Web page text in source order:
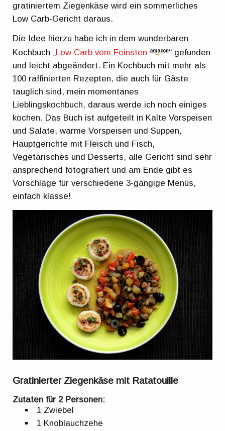
gratiniertem Ziegenkäse wird ein sommerliches
Low Carb-Gericht daraus.
Die Idee hierzu habe ich in dem wunderbaren
Kochbuch „Low Carb vom Feinsten
“ gefunden
und leicht abgeändert. Ein Kochbuch mit mehr als
100 raffinierten Rezepten, die auch für Gäste
tauglich sind, mein momentanes
Lieblingskochbuch, daraus werde ich noch einiges
kochen. Das Buch ist aufgeteilt in Kalte Vorspeisen
und Salate, warme Vorspeisen und Suppen,
Hauptgerichte mit Fleisch und Fisch,
Vegetarisches und Desserts, alle Gericht sind sehr
ansprechend fotografiert und am Ende gibt es
Vorschläge für verschiedene 3-gängige Menüs,
einfach klasse!
Gratinierter Ziegenkäse mit Ratatouille
Zutaten für 2 Personen:
1 Zwiebel
1 Knoblauchzehe